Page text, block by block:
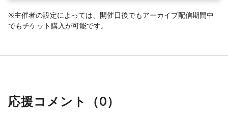
※主催者の設定によっては、開催日後でもアーカイブ配信期間中
でもチケット購入が可能です。
応援コメント（0）